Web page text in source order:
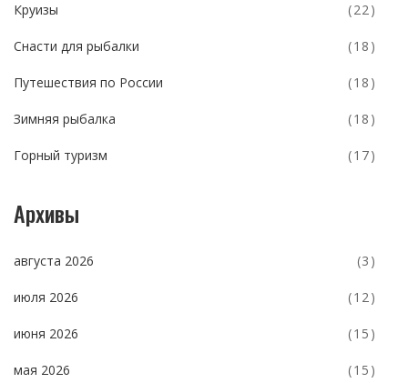
Круизы (22)
Снасти для рыбалки (18)
Путешествия по России (18)
Зимняя рыбалка (18)
Горный туризм (17)
Архивы
августа 2026 (3)
июля 2026 (12)
июня 2026 (15)
мая 2026 (15)